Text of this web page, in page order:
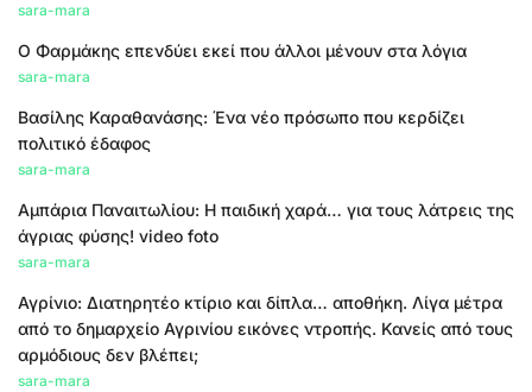
sara-mara
Ο Φαρμάκης επενδύει εκεί που άλλοι μένουν στα λόγια
sara-mara
Βασίλης Καραθανάσης: Ένα νέο πρόσωπο που κερδίζει
πολιτικό έδαφος
sara-mara
Αμπάρια Παναιτωλίου: Η παιδική χαρά… για τους λάτρεις της
άγριας φύσης! video foto
sara-mara
Αγρίνιο: Διατηρητέο κτίριο και δίπλα… αποθήκη. Λίγα μέτρα
από το δημαρχείο Αγρινίου εικόνες ντροπής. Κανείς από τους
αρμόδιους δεν βλέπει;
sara-mara